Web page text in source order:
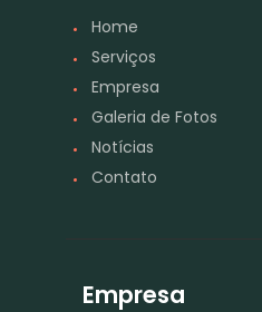
Home
Serviços
Empresa
Galeria de Fotos
Notícias
Contato
Empresa